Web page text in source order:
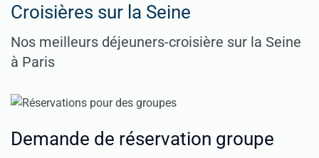
Croisières sur la Seine
Nos meilleurs déjeuners-croisière sur la Seine
à Paris
Demande de réservation groupe